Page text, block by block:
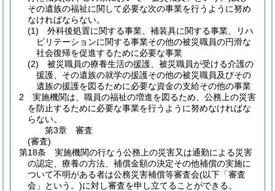
その遺族の福祉に関して必要な次の事業を行うように努め
なければならない。
(1)
外科後処置に関する事業、補装具に関する事業、リハ
ビリテーションに関する事業その他の被災職員の円滑な
社会復帰を促進するために必要な事業
(2)
被災職員の療養生活の援護、被災職員が受ける介護の
援護、その遺族の就学の援護その他の被災職員及びその
遺族の援護を図るために必要な資金の支給その他の事業
2
実施機関は、職員の福祉の増進を図るため、公務上の災害
を防止するために必要な事業を行うように努めなければな
らない。
第3章
審査
(審査)
第18条
実施機関の行なう公務上の災害又は通勤による災害
の認定、療養の方法、補償金額の決定その他補償の実施に
ついて不明がある者は公務災害補償等審査会(以下「審査
会」という。)に対し審査を申し立てることができる。